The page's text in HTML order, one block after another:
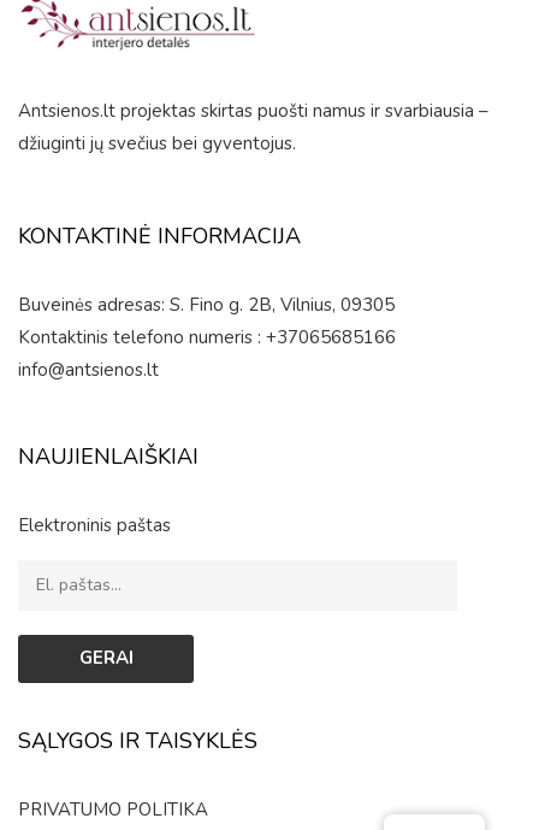
Antsienos.lt projektas skirtas puošti namus ir svarbiausia –
džiuginti jų svečius bei gyventojus.
KONTAKTINĖ INFORMACIJA
Buveinės adresas: S. Fino g. 2B, Vilnius, 09305
Kontaktinis telefono numeris : +37065685166
info@antsienos.lt
NAUJIENLAIŠKIAI
Elektroninis paštas
SĄLYGOS IR TAISYKLĖS
PRIVATUMO POLITIKA